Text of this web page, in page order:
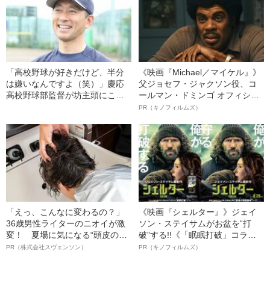
「高校野球が好きだけど、半分
は嫌いなんですよ（笑）」慶応
高校野球部監督が坊主頭にこだ
《映画『Michael／マイケル』》
父ジョセフ・ジャクソン役、コ
ールマン・ドミンゴ オフィシャ
ルインタビュー“観客を魅了した
語る”《日本興収70億円突破》
PR（キノフィルムズ）
「えっ、こんなに変わるの？」
36歳男性ライターのニオイが激
変！ 夏場に気になる“頭皮のニ
オイ”や“ベタつき”を解消す
PR（株式会社スヴェンソン）
《映画『シェルター』》ジェイ
ソン・ステイサムがお盆を“打
破”する!!《「眠眠打破」コラ
ボ》
PR（キノフィルムズ）